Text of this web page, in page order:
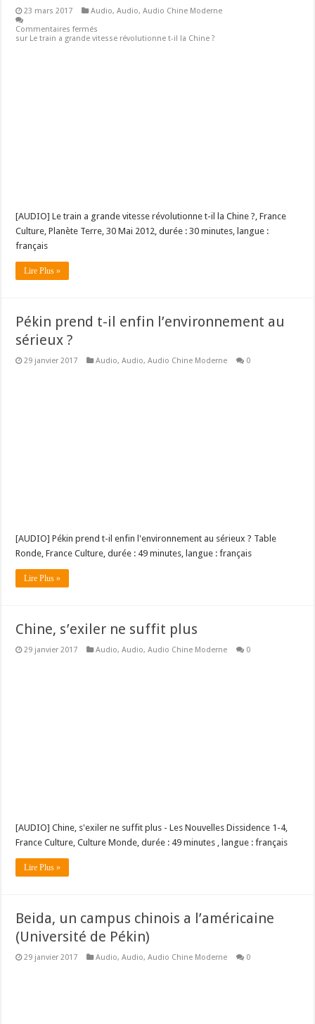
23 mars 2017 Audio,Audio,Audio Chine Moderne
Commentaires fermés
sur Le train a grande vitesse révolutionne t-il la Chine ?
[AUDIO] Le train a grande vitesse révolutionne t-il la Chine ?, France
Culture, Planète Terre, 30 Mai 2012, durée : 30 minutes, langue :
français
Lire Plus »
Pékin prend t-il enfin l’environnement au
sérieux ?
29 janvier 2017 Audio,Audio,Audio Chine Moderne 0
[AUDIO] Pékin prend t-il enfin l'environnement au sérieux ? Table
Ronde, France Culture, durée : 49 minutes, langue : français
Lire Plus »
Chine, s’exiler ne suffit plus
29 janvier 2017 Audio,Audio,Audio Chine Moderne 0
[AUDIO] Chine, s'exiler ne suffit plus - Les Nouvelles Dissidence 1-4,
France Culture, Culture Monde, durée : 49 minutes , langue : français
Lire Plus »
Beida, un campus chinois a l’américaine
(Université de Pékin)
29 janvier 2017 Audio,Audio,Audio Chine Moderne 0